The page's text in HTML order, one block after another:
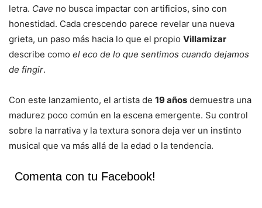
letra. Cave no busca impactar con artificios, sino con
honestidad. Cada crescendo parece revelar una nueva
grieta, un paso más hacia lo que el propio Villamizar
describe como el eco de lo que sentimos cuando dejamos
de fingir.
Con este lanzamiento, el artista de 19 años demuestra una
madurez poco común en la escena emergente. Su control
sobre la narrativa y la textura sonora deja ver un instinto
musical que va más allá de la edad o la tendencia.
Comenta con tu Facebook!